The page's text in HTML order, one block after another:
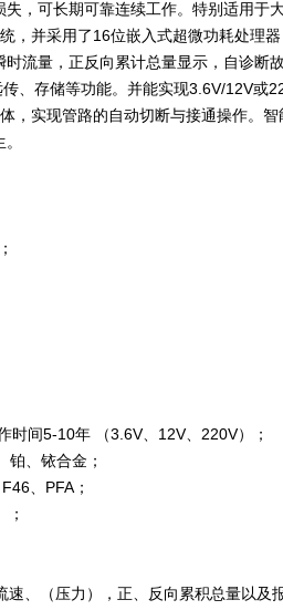
，可长期可靠连续工作。特别适用于大
，并采用了16位嵌入式超微功耗处理
流量，正反向累计总量显示，自诊断
、存储等功能。并能实现3.6V/12V或
，实现管路的自动切断与接通操作。
时间5-10年 （3.6V、12V、220V）；
铂、铱合金；
、PFA；
、（压力），正、反向累积总量以及